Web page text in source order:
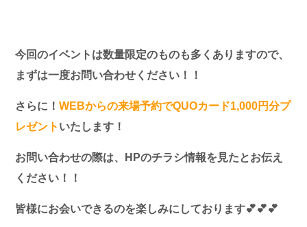
今回のイベントは数量限定のものも多くありますので、
まずは一度お問い合わせください！！
さらに！WEBからの来場予約でQUOカード1,000円分プ
レゼント いたします！
お問い合わせの際は、HPのチラシ情報を見たとお伝え
ください！！
皆様にお会いできるのを楽しみにしております💕💕💕